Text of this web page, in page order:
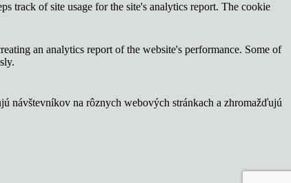
track of site usage for the site's analytics report. The cookie
an analytics report of the website's performance. Some of
návštevníkov na rôznych webových stránkach a zhromažďujú